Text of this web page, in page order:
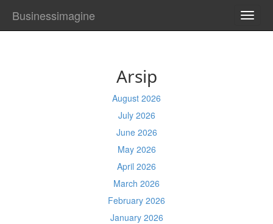
Businessimagine
Arsip
August 2026
July 2026
June 2026
May 2026
April 2026
March 2026
February 2026
January 2026